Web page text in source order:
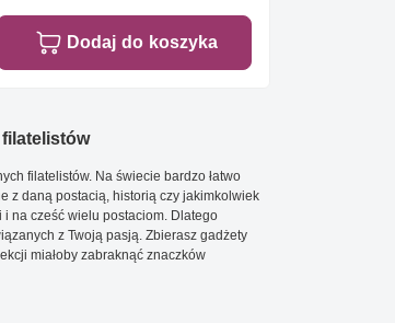
Dodaj do koszyka
filatelistów. Na świecie bardzo łatwo
z daną postacią, historią czy jakimkolwiek
na cześć wielu postaciom. Dlatego
z Twoją pasją. Zbierasz gadżety
miałoby zabraknąć znaczków